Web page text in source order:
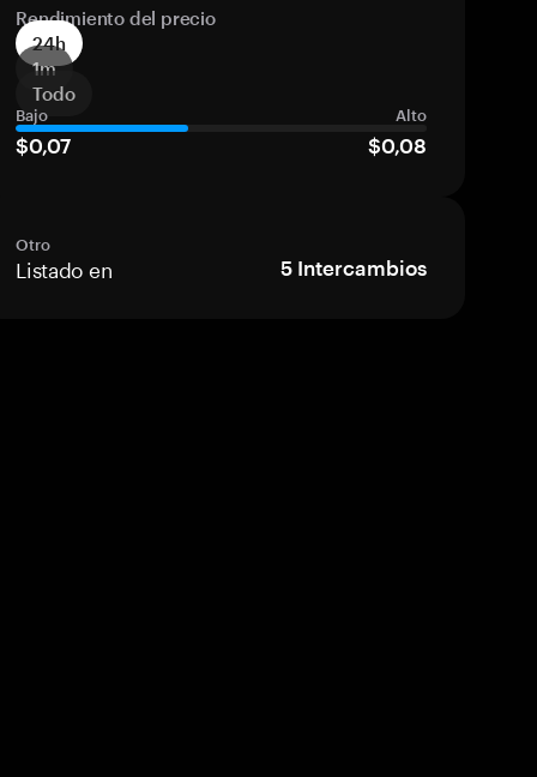
Rendimiento del precio
24h
1m
Todo
Bajo Alto
$0,07 $0,08
Otro
Listado en 5 Intercambios